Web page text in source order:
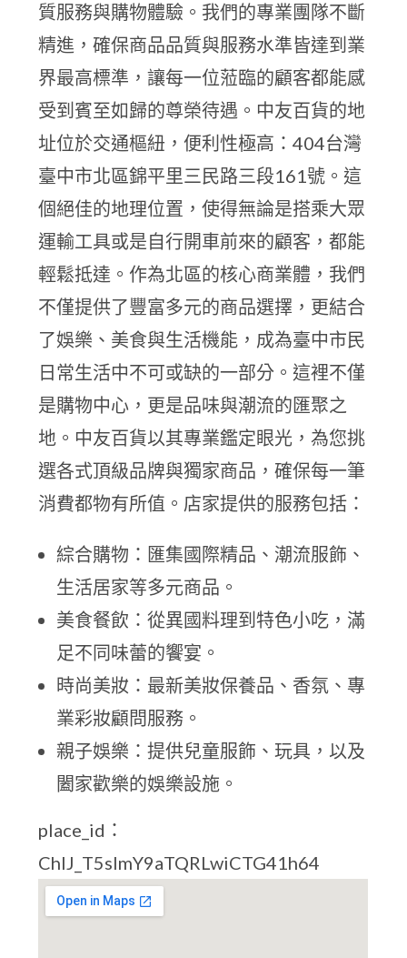
質服務與購物體驗。我們的專業團隊不斷
精進，確保商品品質與服務水準皆達到業
界最高標準，讓每一位蒞臨的顧客都能感
受到賓至如歸的尊榮待遇。中友百貨的地
址位於交通樞紐，便利性極高：404台灣
臺中市北區錦平里三民路三段161號。這
個絕佳的地理位置，使得無論是搭乘大眾
運輸工具或是自行開車前來的顧客，都能
輕鬆抵達。作為北區的核心商業體，我們
不僅提供了豐富多元的商品選擇，更結合
了娛樂、美食與生活機能，成為臺中市民
日常生活中不可或缺的一部分。這裡不僅
是購物中心，更是品味與潮流的匯聚之
地。中友百貨以其專業鑑定眼光，為您挑
選各式頂級品牌與獨家商品，確保每一筆
消費都物有所值。店家提供的服務包括：
綜合購物：匯集國際精品、潮流服飾、
生活居家等多元商品。
美食餐飲：從異國料理到特色小吃，滿
足不同味蕾的饗宴。
時尚美妝：最新美妝保養品、香氛、專
業彩妝顧問服務。
親子娛樂：提供兒童服飾、玩具，以及
闔家歡樂的娛樂設施。
place_id：
ChIJ_T5sImY9aTQRLwiCTG41h64